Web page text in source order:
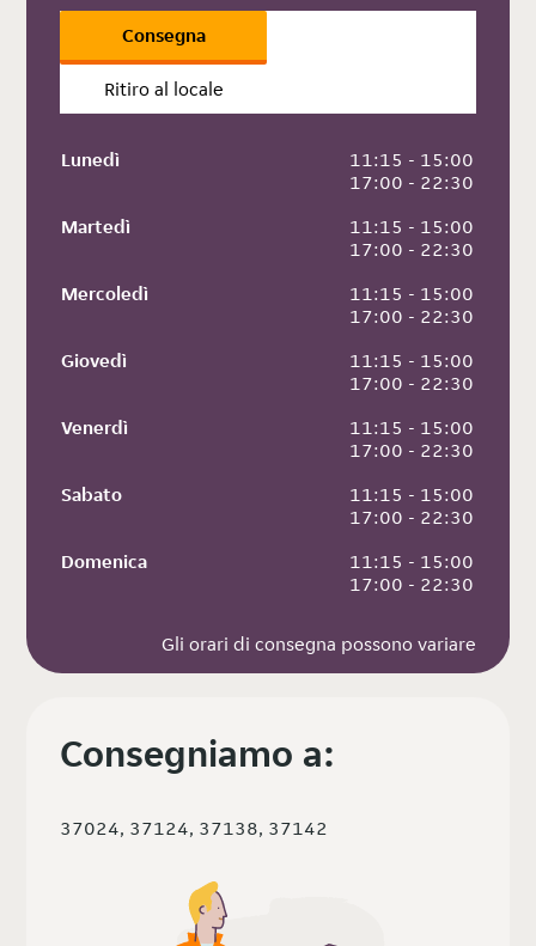
Consegna
Ritiro al locale
Lunedì
11:15 - 15:00
17:00 - 22:30
Martedì
11:15 - 15:00
17:00 - 22:30
Mercoledì
11:15 - 15:00
17:00 - 22:30
Giovedì
11:15 - 15:00
17:00 - 22:30
Venerdì
11:15 - 15:00
17:00 - 22:30
Sabato
11:15 - 15:00
17:00 - 22:30
Domenica
11:15 - 15:00
17:00 - 22:30
Gli orari di consegna possono variare
Consegniamo a:
37024, 37124, 37138, 37142